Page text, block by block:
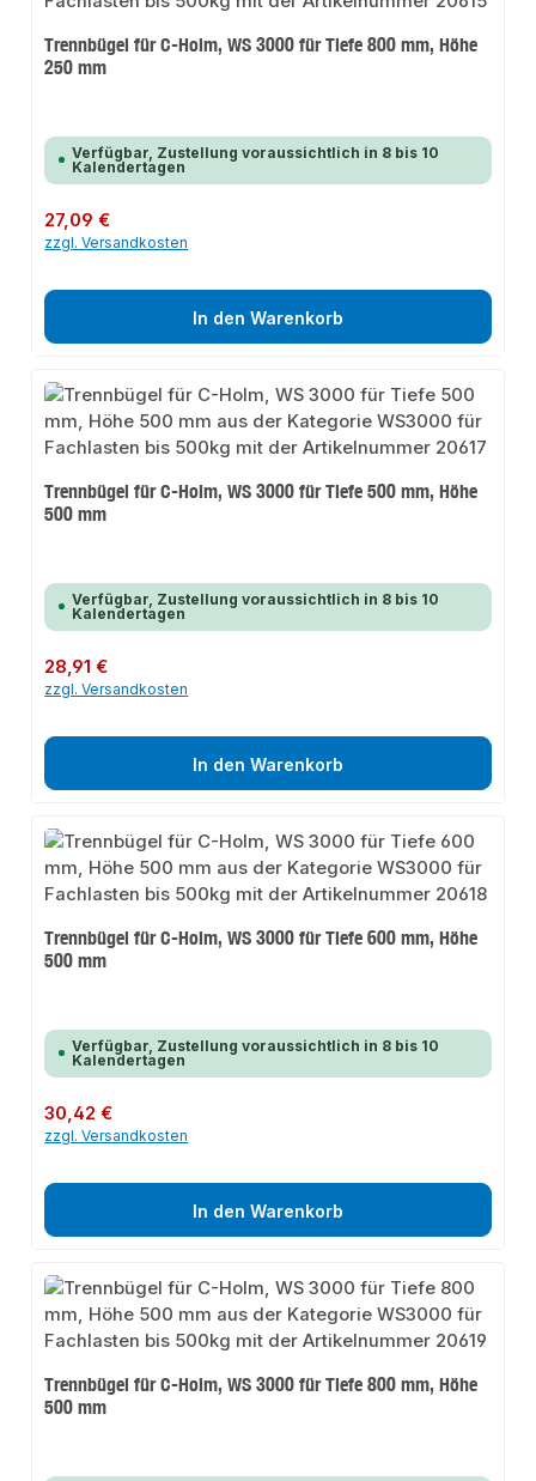
Trennbügel für C-Holm, WS 3000 für Tiefe 800 mm, Höhe
250 mm
Verfügbar, Zustellung voraussichtlich in 8 bis 10
Kalendertagen
Regulärer Preis:
27,09 €
zzgl. Versandkosten
In den Warenkorb
Trennbügel für C-Holm, WS 3000 für Tiefe 500 mm, Höhe
500 mm
Verfügbar, Zustellung voraussichtlich in 8 bis 10
Kalendertagen
Regulärer Preis:
28,91 €
zzgl. Versandkosten
In den Warenkorb
Trennbügel für C-Holm, WS 3000 für Tiefe 600 mm, Höhe
500 mm
Verfügbar, Zustellung voraussichtlich in 8 bis 10
Kalendertagen
Regulärer Preis:
30,42 €
zzgl. Versandkosten
In den Warenkorb
Trennbügel für C-Holm, WS 3000 für Tiefe 800 mm, Höhe
500 mm